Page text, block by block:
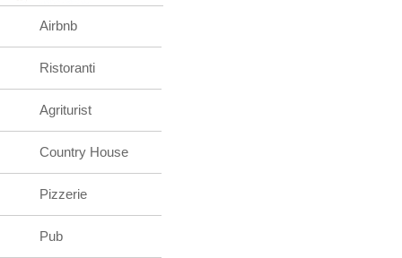
Airbnb
Ristoranti
Agriturist
Country House
Pizzerie
Pub